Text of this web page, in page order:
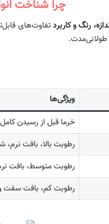
چرا شناخت
رنگ و کاربردتفاوت‌های
طولانی‌مدت.
ویژگی‌ها
خرما قبل از رسیدن
رطوبت بالا، بافت نرم،
رطوبت متوسط، بافت
رطوبت کم، بافت سفت و